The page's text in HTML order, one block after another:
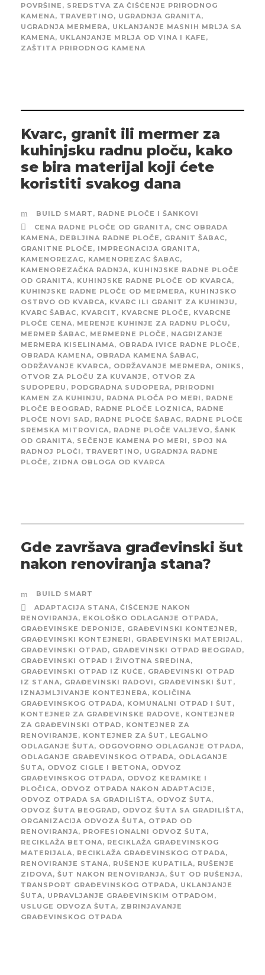
POVRŠINE , SREDSTVA ZA ČIŠĆENJE PRIRODNOG
KAMENA, TRAVERTINO, UGRADNJA GRANITA,
UGRADNJA MERMERA, UKLANJANJE MASNIH MRLJA SA
KAMENA, UKLANJANJE MRLJA OD VINA I KAFE ,
ZAŠTITA PRIRODNOG KAMENA
Kvarc, granit ili mermer za
kuhinjsku radnu ploču, kako
se bira materijal koji ćete
koristiti svakog dana
BUILD SMART , RADNE PLOČE I ŠANKOVI
CENA RADNE PLOČE OD GRANITA, CNC OBRADA
KAMENA, DEBLJINA RADNE PLOČE , GRANIT ŠABAC,
GRANITNE PLOČE , IMPREGNACIJA GRANITA,
KAMENOREZAC, KAMENOREZAC ŠABAC,
KAMENOREZAČKA RADNJA, KUHINJSKE RADNE PLOČE
OD GRANITA, KUHINJSKE RADNE PLOČE OD KVARCA,
KUHINJSKE RADNE PLOČE OD MERMERA, KUHINJSKO
OSTRVO OD KVARCA, KVARC ILI GRANIT ZA KUHINJU ,
KVARC ŠABAC, KVARCIT , KVARCNE PLOČE , KVARCNE
PLOČE CENA, MERENJE KUHINJE ZA RADNU PLOČU ,
MERMER ŠABAC, MERMERNE PLOČE , NAGRIZANJE
MERMERA KISELINAMA, OBRADA IVICE RADNE PLOČE ,
OBRADA KAMENA, OBRADA KAMENA ŠABAC,
ODRŽAVANJE KVARCA, ODRŽAVANJE MERMERA, ONIKS ,
OTVOR ZA PLOČU ZA KUVANJE , OTVOR ZA
SUDOPERU , PODGRADNA SUDOPERA, PRIRODNI
KAMEN ZA KUHINJU , RADNA PLOČA PO MERI , RADNE
PLOČE BEOGRAD, RADNE PLOČE LOZNICA, RADNE
PLOČE NOVI SAD, RADNE PLOČE ŠABAC, RADNE PLOČE
SREMSKA MITROVICA, RADNE PLOČE VALJEVO, ŠANK
OD GRANITA, SEČENJE KAMENA PO MERI , SPOJ NA
RADNOJ PLOČI , TRAVERTINO, UGRADNJA RADNE
PLOČE , ZIDNA OBLOGA OD KVARCA
Gde završava građevinski šut
nakon renoviranja stana?
BUILD SMART
ADAPTACIJA STANA, ČIŠĆENJE NAKON
RENOVIRANJA, EKOLOŠKO ODLAGANJE OTPADA,
GRAĐEVINSKE DEPONIJE , GRAĐEVINSKI KONTEJNER,
GRAĐEVINSKI KONTEJNERI , GRAĐEVINSKI MATERIJAL,
GRAĐEVINSKI OTPAD, GRAĐEVINSKI OTPAD BEOGRAD,
GRAĐEVINSKI OTPAD I ŽIVOTNA SREDINA,
GRAĐEVINSKI OTPAD IZ KUĆE , GRAĐEVINSKI OTPAD
IZ STANA, GRAĐEVINSKI RADOVI , GRAĐEVINSKI ŠUT ,
IZNAJMLJIVANJE KONTEJNERA, KOLIČINA
GRAĐEVINSKOG OTPADA, KOMUNALNI OTPAD I ŠUT ,
KONTEJNER ZA GRAĐEVINSKE RADOVE , KONTEJNER
ZA GRAĐEVINSKI OTPAD, KONTEJNER ZA
RENOVIRANJE , KONTEJNER ZA ŠUT , LEGALNO
ODLAGANJE ŠUTA, ODGOVORNO ODLAGANJE OTPADA,
ODLAGANJE GRAĐEVINSKOG OTPADA, ODLAGANJE
ŠUTA, ODVOZ CIGLE I BETONA, ODVOZ
GRAĐEVINSKOG OTPADA, ODVOZ KERAMIKE I
PLOČICA, ODVOZ OTPADA NAKON ADAPTACIJE ,
ODVOZ OTPADA SA GRADILIŠTA, ODVOZ ŠUTA,
ODVOZ ŠUTA BEOGRAD, ODVOZ ŠUTA SA GRADILIŠTA,
ORGANIZACIJA ODVOZA ŠUTA, OTPAD OD
RENOVIRANJA, PROFESIONALNI ODVOZ ŠUTA,
RECIKLAŽA BETONA, RECIKLAŽA GRAĐEVINSKOG
MATERIJALA, RECIKLAŽA GRAĐEVINSKOG OTPADA,
RENOVIRANJE STANA, RUŠENJE KUPATILA, RUŠENJE
ZIDOVA, ŠUT NAKON RENOVIRANJA, ŠUT OD RUŠENJA,
TRANSPORT GRAĐEVINSKOG OTPADA, UKLANJANJE
ŠUTA, UPRAVLJANJE GRAĐEVINSKIM OTPADOM ,
USLUGE ODVOZA ŠUTA, ZBRINJAVANJE
GRAĐEVINSKOG OTPADA